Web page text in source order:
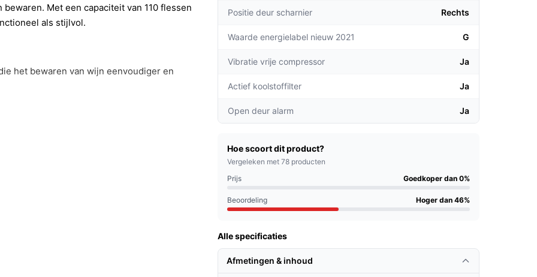
Met een capaciteit van 110 flessen
als stijlvol.
het bewaren van wijn eenvoudiger en
witte, rode en rosé wijnen op de
Positie deur scharnier Rechts
Waarde energielabel nieuw 2021 G
Vibratie vrije compressor Ja
Actief koolstoffilter Ja
Open deur alarm Ja
Hoe scoort dit product?
Vergeleken met 78 producten
Prijs
Goedkoper dan 0%
Beoordeling Hoger dan 46%
Alle specificaties
Afmetingen & inhoud